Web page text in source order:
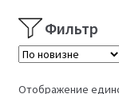
Фильтр
Отображение